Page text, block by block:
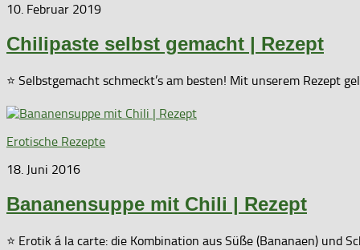
10. Februar 2019
Chilipaste selbst gemacht | Rezept
⭐ Selbstgemacht schmeckt’s am besten! Mit unserem Rezept
Erotische Rezepte
18. Juni 2016
Bananensuppe mit Chili | Rezept
⭐ Erotik á la carte: die Kombination aus Süße (Bananaen) und